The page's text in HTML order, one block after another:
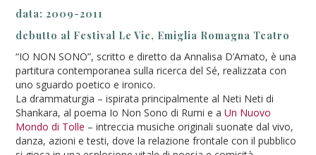
data: 2009-2011
debutto al Festival Le Vie, Emiglia Romagna Teatro
“IO NON SONO”, scritto e diretto da Annalisa D’Amato, è una
partitura contemporanea sulla ricerca del Sé, realizzata con
uno sguardo poetico e ironico.
La drammaturgia – ispirata principalmente al Neti Neti di
Shankara, al poema Io Non Sono di Rumi e a Un Nuovo
Mondo di Tolle – intreccia musiche originali suonate dal vivo,
danza, azioni e testi, dove la relazione frontale con il pubblico